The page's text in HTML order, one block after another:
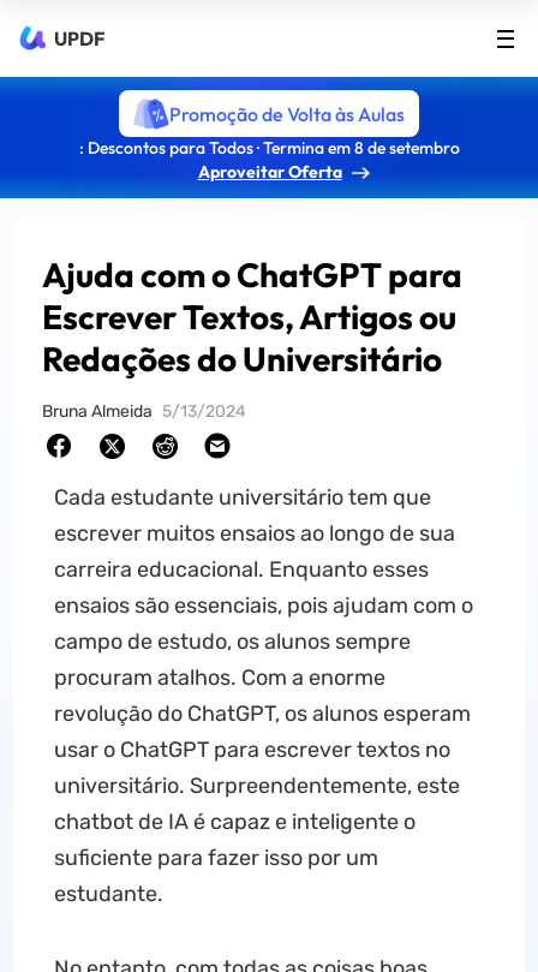
UPDF
Promoção de Volta às Aulas
: Descontos para Todos · Termina em 8 de setembro
Aproveitar Oferta
Ajuda com o ChatGPT para
Escrever Textos, Artigos ou
Redações do Universitário
Bruna Almeida 5/13/2024
Cada estudante universitário tem que
escrever muitos ensaios ao longo de sua
carreira educacional. Enquanto esses
ensaios são essenciais, pois ajudam com o
campo de estudo, os alunos sempre
procuram atalhos. Com a enorme
revolução do ChatGPT, os alunos esperam
usar o ChatGPT para escrever textos no
universitário. Surpreendentemente, este
chatbot de IA é capaz e inteligente o
suficiente para fazer isso por um
estudante.